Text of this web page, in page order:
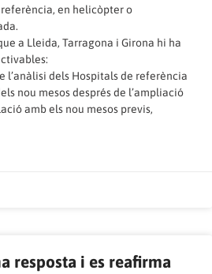
en helicòpter o
a Lleida, Tarragona i Girona hi ha
l’anàlisi dels Hospitals de referència
nou mesos després de l’ampliació
amb els nou mesos previs,
resposta i es reafirma